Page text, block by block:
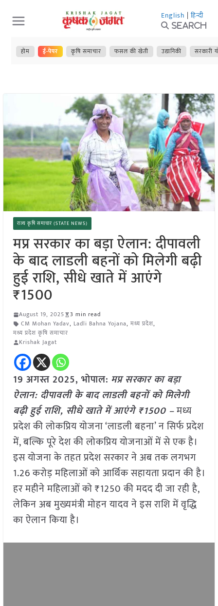
Skip
to
content
English | हिन्दी
Search
होम ई-पेपर कृषि समाचार फसल की खेती उद्यानिकी सरकारी
राज्य कृषि समाचार (STATE NEWS)
मप्र सरकार का बड़ा ऐलान: दीपावली
के बाद लाडली बहनों को मिलेगी बढ़ी
हुई राशि, सीधे खाते में आएंगे
₹1500
August 19, 2025
3 min read
CM Mohan Yadav, Ladli Bahna Yojana, मध्य प्रदेश,
मध्य प्रदेश कृषि समाचार
Krishak Jagat
19 अगस्त 2025, भोपाल: मप्र सरकार का बड़ा
ऐलान: दीपावली के बाद लाडली बहनों को मिलेगी
बढ़ी हुई राशि, सीधे खाते में आएंगे ₹1500 –मध्य
प्रदेश की लोकप्रिय योजना ‘लाडली बहना’ न सिर्फ प्रदेश
में, बल्कि पूरे देश की लोकप्रिय योजनाओं में से एक है।
इस योजना के तहत प्रदेश सरकार ने अब तक लगभग
1.26 करोड़ महिलाओं को आर्थिक सहायता प्रदान की है।
हर महीने महिलाओं को ₹1250 की मदद दी जा रही है,
लेकिन अब मुख्यमंत्री मोहन यादव ने इस राशि में वृद्धि
का ऐलान किया है।